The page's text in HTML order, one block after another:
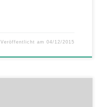
Veröffentlicht am04/12/2015